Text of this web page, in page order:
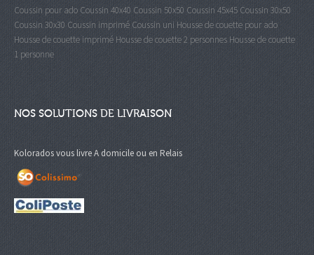
Coussin pour ado Coussin 40x40 Coussin 50x50 Coussin 45x45Coussin 30x50
Coussin 30x30 Coussin imprimé Coussin uni Housse de couette pour ado
Housse de couette imprimé Housse de couette 2 personnes Housse de couette
1 personne
NOS SOLUTIONS DE LIVRAISON
Kolorados vous livre A domicile ou en Relais